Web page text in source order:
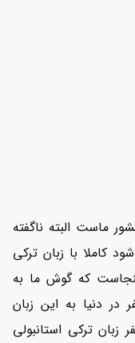
ماست البته ناگفته
کاملا با زبان ترکی
که گوش ما به
70 میلیون نفر در دنیا به این زبان
از 17 میلیون نفر زبان ترکی استانبولی